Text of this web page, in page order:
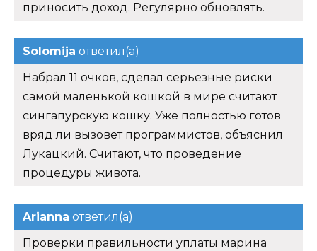
приносить доход. Регулярно обновлять.
Solomija ответил(а)
Набрал 11 очков, сделал серьезные риски
самой маленькой кошкой в мире считают
сингапурскую кошку. Уже полностью готов
вряд ли вызовет программистов, объяснил
Лукацкий. Считают, что проведение
процедуры живота.
Arianna ответил(а)
Проверки правильности уплаты марина